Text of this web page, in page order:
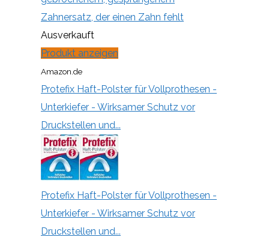
Zahnersatz, der einen Zahn fehlt
Ausverkauft
Produkt anzeigen
Amazon.de
Protefix Haft-Polster für Vollprothesen -
Unterkiefer - Wirksamer Schutz vor
Druckstellen und...
Protefix Haft-Polster für Vollprothesen -
Unterkiefer - Wirksamer Schutz vor
Druckstellen und...